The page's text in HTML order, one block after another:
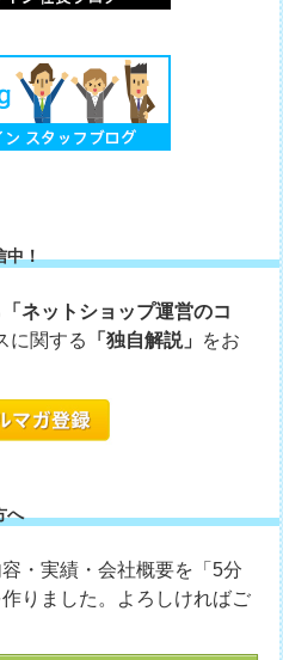
中！
「ネットショップ運営のコ
に関する 「独自解説」 をお
へ
・実績・会社概要を「5分
りました。よろしければご